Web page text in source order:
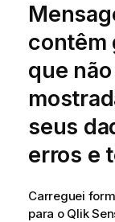
contêm
que
seus
erros e
Carreguei
para o Qlik